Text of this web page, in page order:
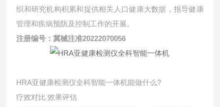
织和研究机构积累和提供相关人口健康大数据，指导健康
管理和疾病预防及控制工作的开展。
注册编号：冀械注准20222070056
HRA亚健康检测仪全科智能一体机能做什么?
疗效对比 效果评估